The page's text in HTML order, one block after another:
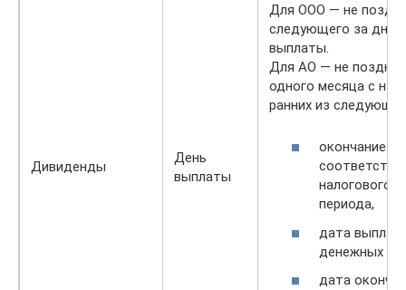
Дивиденды
День
выплаты
Для ООО — не
следующего за днем
выплаты.
Для АО — не позднее
одного месяца с
ранних из
окончание
налогового
периода,
дата
денежных
дата